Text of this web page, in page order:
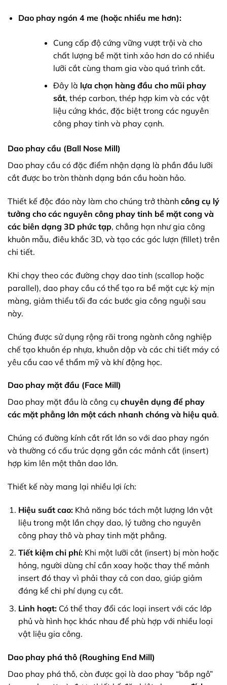
Dao phay ngón 4 me (hoặc nhiều me hơn):
Cung cấp độ cứng vững vượt trội và cho
chất lượng bề mặt tinh xảo hơn do có nhiều
lưỡi cắt cùng tham gia vào quá trình cắt.
Đây là lựa chọn hàng đầu cho mũi phay
sắt, thép carbon, thép hợp kim và các vật
liệu cứng khác, đặc biệt trong các nguyên
công phay tinh và phay cạnh.
Dao phay cầu (Ball Nose Mill)
Dao phay cầu có đặc điểm nhận dạng là phần đầu lưỡi
cắt được bo tròn thành dạng bán cầu hoàn hảo.
Thiết kế độc đáo này làm cho chúng trở thành công cụ lý
tưởng cho các nguyên công phay tinh bề mặt cong và
các biên dạng 3D phức tạp, chẳng hạn như gia công
khuôn mẫu, điêu khắc 3D, và tạo các góc lượn (fillet) trên
chi tiết.
Khi chạy theo các đường chạy dao tinh (scallop hoặc
parallel), dao phay cầu có thể tạo ra bề mặt cực kỳ mịn
màng, giảm thiểu tối đa các bước gia công nguội sau
này.
Chúng được sử dụng rộng rãi trong ngành công nghiệp
chế tạo khuôn ép nhựa, khuôn dập và các chi tiết máy có
yêu cầu cao về thẩm mỹ và khí động học.
Dao phay mặt đầu (Face Mill)
Dao phay mặt đầu là công cụ chuyên dụng để phay
các mặt phẳng lớn một cách nhanh chóng và hiệu quả.
Chúng có đường kính cắt rất lớn so với dao phay ngón
và thường có cấu trúc dạng gắn các mảnh cắt (insert)
hợp kim lên một thân dao lớn.
Thiết kế này mang lại nhiều lợi ích:
Hiệu suất cao:Khả năng bóc tách một lượng lớn vật
liệu trong một lần chạy dao, lý tưởng cho nguyên
công phay thô và phay tinh mặt phẳng.
Tiết kiệm chi phí:Khi một lưỡi cắt (insert) bị mòn hoặc
hỏng, người dùng chỉ cần xoay hoặc thay thế mảnh
insert đó thay vì phải thay cả con dao, giúp giảm
đáng kể chi phí dụng cụ cắt.
Linh hoạt:Có thể thay đổi các loại insert với các lớp
phủ và hình học khác nhau để phù hợp với nhiều loại
vật liệu gia công.
Dao phay phá thô (Roughing End Mill)
Dao phay phá thô, còn được gọi là dao phay “bắp ngô”